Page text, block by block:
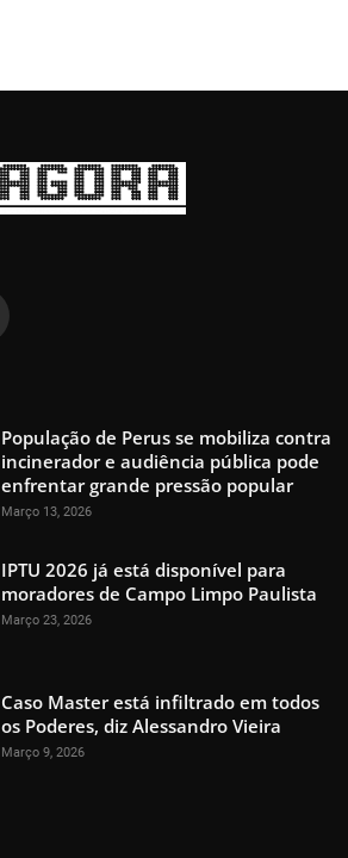
População de Perus se mobiliza contra
incinerador e audiência pública pode
enfrentar grande pressão popular
Março 13, 2026
IPTU 2026 já está disponível para
moradores de Campo Limpo Paulista
Março 23, 2026
Caso Master está infiltrado em todos
os Poderes, diz Alessandro Vieira
Março 9, 2026